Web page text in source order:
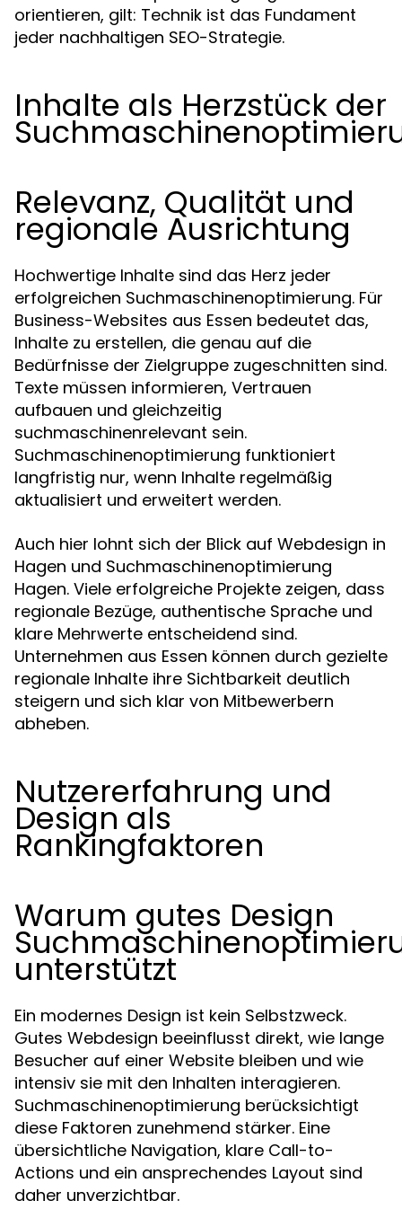
orientieren, gilt: Technik ist das Fundament
jeder nachhaltigen SEO-Strategie.
Inhalte als Herzstück der
Relevanz, Qualität und
regionale Ausrichtung
Hochwertige Inhalte sind das Herz jeder
erfolgreichen Suchmaschinenoptimierung. Für
Business-Websites aus Essen bedeutet das,
Inhalte zu erstellen, die genau auf die
Bedürfnisse der Zielgruppe zugeschnitten sind.
Texte müssen informieren, Vertrauen
aufbauen und gleichzeitig
suchmaschinenrelevant sein.
Suchmaschinenoptimierung funktioniert
langfristig nur, wenn Inhalte regelmäßig
aktualisiert und erweitert werden.
Auch hier lohnt sich der Blick auf Webdesign in
Hagen und Suchmaschinenoptimierung
Hagen. Viele erfolgreiche Projekte zeigen, dass
regionale Bezüge, authentische Sprache und
klare Mehrwerte entscheidend sind.
Unternehmen aus Essen können durch gezielte
regionale Inhalte ihre Sichtbarkeit deutlich
steigern und sich klar von Mitbewerbern
abheben.
Nutzererfahrung und
Design als
Rankingfaktoren
Warum gutes Design
unterstützt
Ein modernes Design ist kein Selbstzweck.
Gutes Webdesign beeinflusst direkt, wie lange
Besucher auf einer Website bleiben und wie
intensiv sie mit den Inhalten interagieren.
Suchmaschinenoptimierung berücksichtigt
diese Faktoren zunehmend stärker. Eine
übersichtliche Navigation, klare Call-to-
Actions und ein ansprechendes Layout sind
daher unverzichtbar.